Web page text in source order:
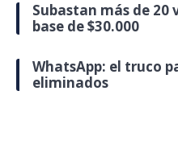
Subastan más de 20
base de $30.000
WhatsApp: el truco
eliminados